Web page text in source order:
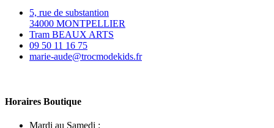
5, rue de substantion
34000 MONTPELLIER
Tram BEAUX ARTS
09 50 11 16 75
marie-aude@trocmodekids.fr
Horaires Boutique
Mardi au Samedi :